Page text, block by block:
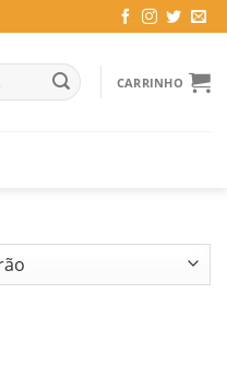
CARRINHO